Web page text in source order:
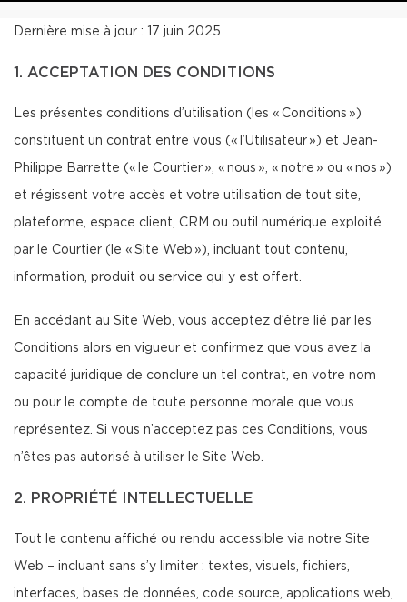
Dernière mise à jour : 17 juin 2025
1. ACCEPTATION DES CONDITIONS
Les présentes conditions d’utilisation (les « Conditions »)
constituent un contrat entre vous (« l’Utilisateur ») et Jean-
Philippe Barrette (« le Courtier », « nous », « notre » ou « nos »)
et régissent votre accès et votre utilisation de tout site,
plateforme, espace client, CRM ou outil numérique exploité
par le Courtier (le « Site Web »), incluant tout contenu,
information, produit ou service qui y est offert.
En accédant au Site Web, vous acceptez d’être lié par les
Conditions alors en vigueur et confirmez que vous avez la
capacité juridique de conclure un tel contrat, en votre nom
ou pour le compte de toute personne morale que vous
représentez. Si vous n’acceptez pas ces Conditions, vous
n’êtes pas autorisé à utiliser le Site Web.
2. PROPRIÉTÉ INTELLECTUELLE
Tout le contenu affiché ou rendu accessible via notre Site
Web – incluant sans s’y limiter : textes, visuels, fichiers,
interfaces, bases de données, code source, applications web,